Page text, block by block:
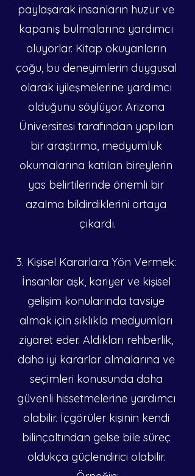
paylaşarak insanların huzur ve
kapanış bulmalarına yardımcı
oluyorlar. Kitap okuyanların
çoğu, bu deneyimlerin duygusal
olarak iyileşmelerine yardımcı
olduğunu söylüyor. Arizona
Üniversitesi tarafından yapılan
bir araştırma, medyumluk
okumalarına katılan bireylerin
yas belirtilerinde önemli bir
azalma bildirdiklerini ortaya
çıkardı.
3. Kişisel Kararlara Yön Vermek:
İnsanlar aşk, kariyer ve kişisel
gelişim konularında tavsiye
almak için sıklıkla medyumları
ziyaret eder. Aldıkları rehberlik,
daha iyi kararlar almalarına ve
seçimleri konusunda daha
güvenli hissetmelerine yardımcı
olabilir. İçgörüler kişinin kendi
bilinçaltından gelse bile süreç
oldukça güçlendirici olabilir.